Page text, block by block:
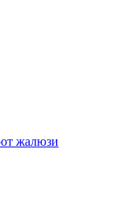
жалюзи